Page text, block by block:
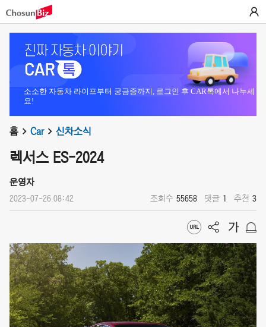
소소한 자동차 라이프부터 궁금증까지, 로그인 후 CAR톡에서 나누세
요!
홈 Car 신차소식
렉서스 ES-2024
운영자
2023-07-26 08:42 조회수 55658 댓글 1 추천 3